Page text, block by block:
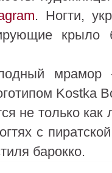
. Ногти,
крыло
Kostka
не только как
с
барокко.